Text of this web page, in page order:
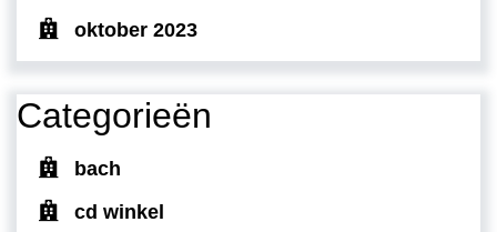
oktober 2023
Categorieën
bach
cd winkel